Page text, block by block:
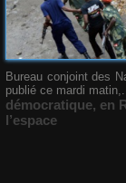
Bureau conjoint des
publié ce mardi matin,...
démocratique, en
l’espace